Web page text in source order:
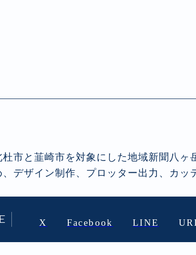
市と韮崎市を対象にした地域新聞八
デザイン制作、プロッター出力、カ
X Facebook LINE